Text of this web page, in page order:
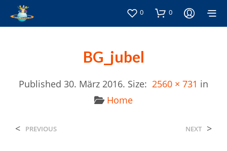
0 0
BG_jubel
Published 30. März 2016. Size: 2560 × 731 in
Home
< PREVIOUS NEXT >